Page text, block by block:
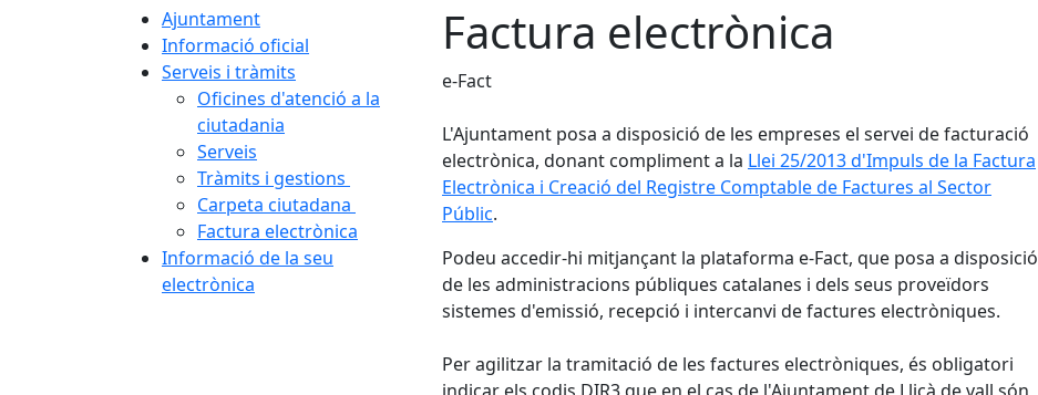
Ajuntament
Informació oficial
Serveis i tràmits
Oficines d'atenció a la
ciutadania
Serveis
Tràmits i gestions
Carpeta ciutadana
Factura electrònica
Informació de la seu
electrònica
Factura electrònica
e-Fact
L'Ajuntament posa a disposició de les empreses el servei de facturació
electrònica, donant compliment a la Llei 25/2013 d'Impuls de la Factura
Electrònica i Creació del Registre Comptable de Factures al Sector
Públic.
Podeu accedir-hi mitjançant la plataforma e-Fact, que posa a disposició
de les administracions públiques catalanes i dels seus proveïdors
sistemes d'emissió, recepció i intercanvi de factures electròniques.
Per agilitzar la tramitació de les factures electròniques, és obligatori